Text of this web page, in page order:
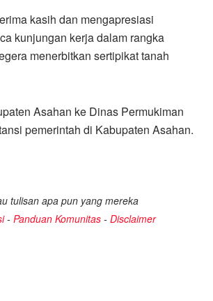
kasih dan mengapresiasi
kunjungan kerja dalam rangka
menerbitkan sertipikat tanah
Asahan ke Dinas Permukiman
pemerintah di Kabupaten Asahan.
tulisan apa pun yang mereka
- Panduan Komunitas - Disclaimer